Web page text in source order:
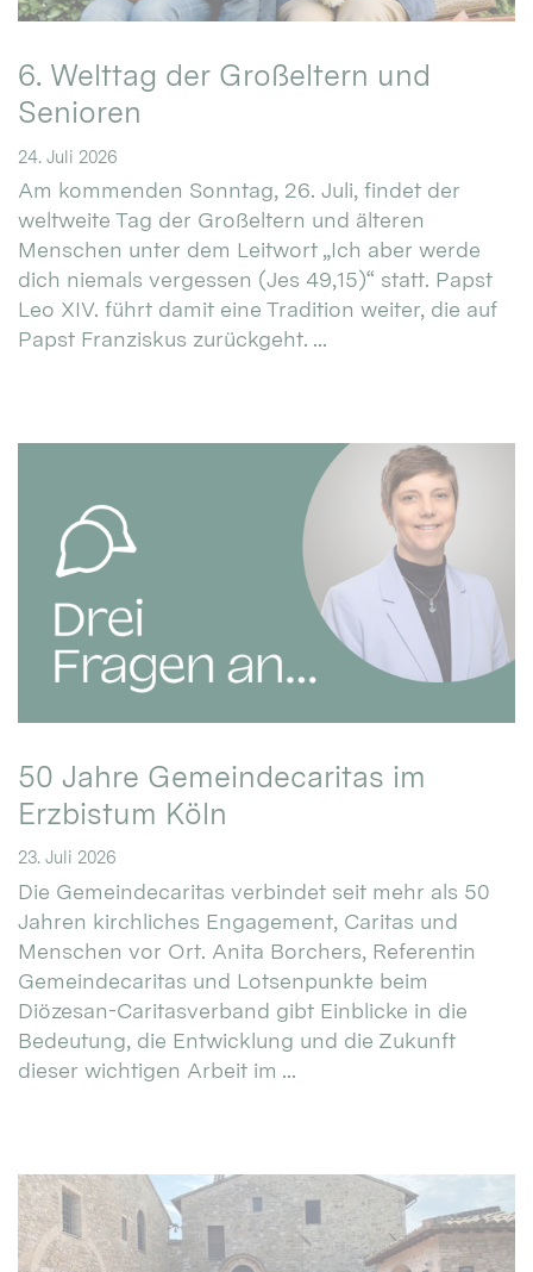
6. Welttag der Großeltern und
Senioren
24. Juli 2026
Am kommenden Sonntag, 26. Juli, findet der
weltweite Tag der Großeltern und älteren
Menschen unter dem Leitwort „Ich aber werde
dich niemals vergessen (Jes 49,15)“ statt. Papst
Leo XIV. führt damit eine Tradition weiter, die auf
Papst Franziskus zurückgeht. ...
50 Jahre Gemeindecaritas im
Erzbistum Köln
23. Juli 2026
Die Gemeindecaritas verbindet seit mehr als 50
Jahren kirchliches Engagement, Caritas und
Menschen vor Ort. Anita Borchers, Referentin
Gemeindecaritas und Lotsenpunkte beim
Diözesan-Caritasverband gibt Einblicke in die
Bedeutung, die Entwicklung und die Zukunft
dieser wichtigen Arbeit im ...